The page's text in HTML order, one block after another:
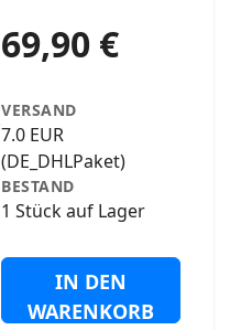
69,90 €
VERSAND
7.0 EUR
(DE_DHLPaket)
BESTAND
1 Stück auf Lager
IN DEN
WARENKORB